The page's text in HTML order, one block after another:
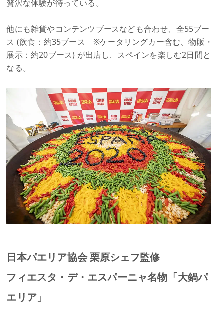
贅沢な体験が待っている。
他にも雑貨やコンテンツブースなども合わせ、全55ブー
ス (飲⾷：約35ブース ※ケータリングカー含む、物販・
展⽰：約20ブース) が出店し、スペインを楽しむ2日間と
なる。
日本パエリア協会 栗原シェフ監修
フィエスタ・デ・エスパーニャ名物「大鍋パ
エリア」